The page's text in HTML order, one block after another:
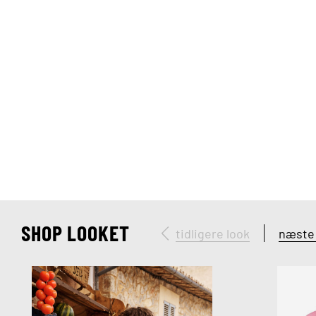
SHOP LOOKET tidligere look næste